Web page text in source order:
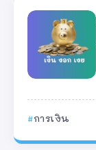
การเงิน